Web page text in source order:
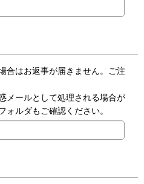
合はお返事が届きません。ご注
メールとして処理される場合が
ォルダもご確認ください。